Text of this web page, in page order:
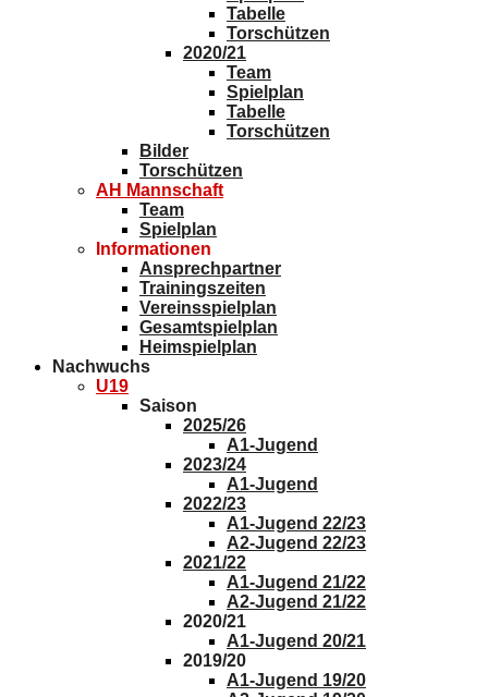
Tabelle
Torschützen
2020/21
Team
Spielplan
Tabelle
Torschützen
Bilder
Torschützen
AH Mannschaft
Team
Spielplan
Informationen
Ansprechpartner
Trainingszeiten
Vereinsspielplan
Gesamtspielplan
Heimspielplan
Nachwuchs
U19
Saison
2025/26
A1-Jugend
2023/24
A1-Jugend
2022/23
A1-Jugend 22/23
A2-Jugend 22/23
2021/22
A1-Jugend 21/22
A2-Jugend 21/22
2020/21
A1-Jugend 20/21
2019/20
A1-Jugend 19/20